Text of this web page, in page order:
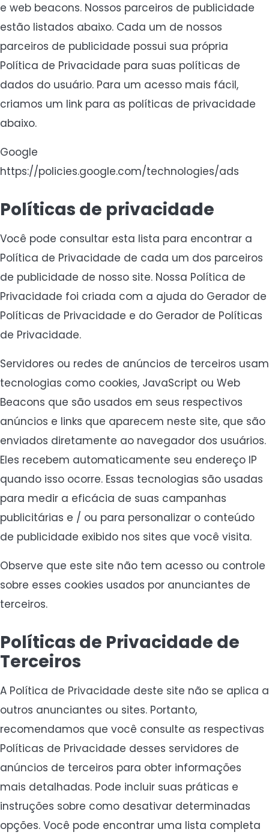
e web beacons. Nossos parceiros de publicidade
estão listados abaixo. Cada um de nossos
parceiros de publicidade possui sua própria
Política de Privacidade para suas políticas de
dados do usuário. Para um acesso mais fácil,
criamos um link para as políticas de privacidade
abaixo.
Google
https://policies.google.com/technologies/ads
Políticas de privacidade
Você pode consultar esta lista para encontrar a
Política de Privacidade de cada um dos parceiros
de publicidade de nosso site. Nossa Política de
Privacidade foi criada com a ajuda do Gerador de
Políticas de Privacidade e do Gerador de Políticas
de Privacidade.
Servidores ou redes de anúncios de terceiros usam
tecnologias como cookies, JavaScript ou Web
Beacons que são usados ​​em seus respectivos
anúncios e links que aparecem neste site, que são
enviados diretamente ao navegador dos usuários.
Eles recebem automaticamente seu endereço IP
quando isso ocorre. Essas tecnologias são usadas
para medir a eficácia de suas campanhas
publicitárias e / ou para personalizar o conteúdo
de publicidade exibido nos sites que você visita.
Observe que este site não tem acesso ou controle
sobre esses cookies usados ​​por anunciantes de
terceiros.
Políticas de Privacidade de
Terceiros
A Política de Privacidade deste site não se aplica a
outros anunciantes ou sites. Portanto,
recomendamos que você consulte as respectivas
Políticas de Privacidade desses servidores de
anúncios de terceiros para obter informações
mais detalhadas. Pode incluir suas práticas e
instruções sobre como desativar determinadas
opções. Você pode encontrar uma lista completa